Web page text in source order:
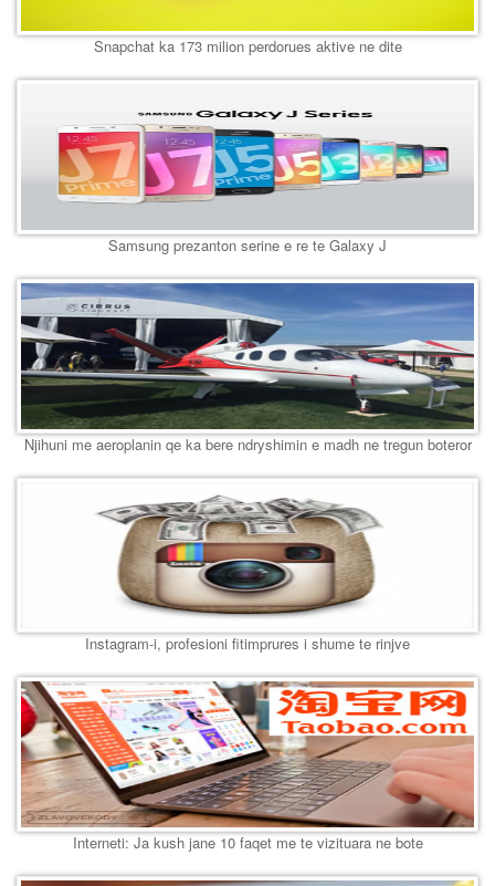
Snapchat ka 173 milion perdorues aktive ne dite
Samsung prezanton serine e re te Galaxy J
Njihuni me aeroplanin qe ka bere ndryshimin e madh ne tregun boteror
Instagram-i, profesioni fitimprures i shume te rinjve
Interneti: Ja kush jane 10 faqet me te vizituara ne bote